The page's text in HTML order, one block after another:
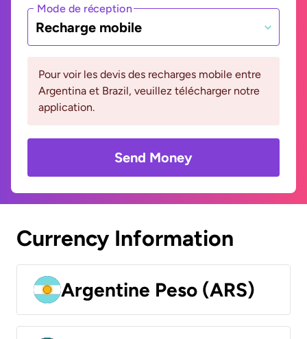
Mode de réception
Recharge mobile
Pour voir les devis des recharges mobile entre
Argentina et Brazil, veuillez télécharger notre
application.
Send Money
Currency Information
Argentine Peso (ARS)